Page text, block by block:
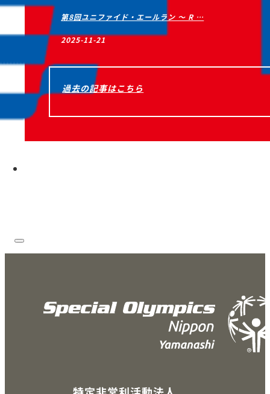
第8回ユニファイド・エールラン ～ R …
2025-11-21
過去の記事はこちら